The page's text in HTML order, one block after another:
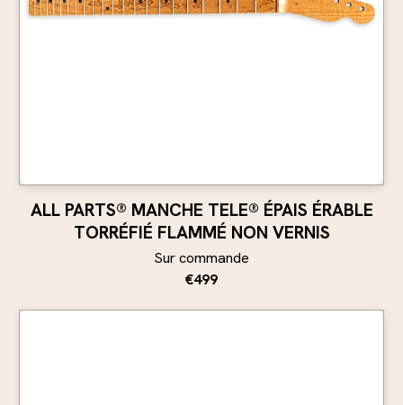
ALL PARTS® MANCHE TELE® ÉPAIS ÉRABLE
TORRÉFIÉ FLAMMÉ NON VERNIS
Sur commande
€499